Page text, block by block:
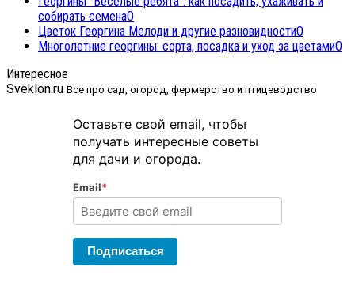
собирать семена0
Цветок Георгина Мелоди и другие разновидности0
Многолетние георгины: сорта, посадка и уход за цветами0
Интересное
Sveklon.ru Все про сад, огород, фермерство и птицеводство
Оставьте свой email, чтобы
получать интересные советы
для дачи и огорода.
Email*
Подписаться